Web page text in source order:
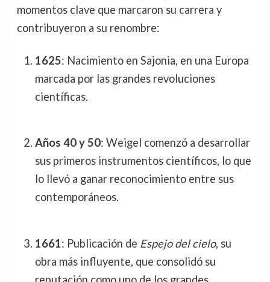
momentos clave que marcaron su carrera y
contribuyeron a su renombre:
1625: Nacimiento en Sajonia, en una Europa
marcada por las grandes revoluciones
científicas.
Años 40 y 50: Weigel comenzó a desarrollar
sus primeros instrumentos científicos, lo que
lo llevó a ganar reconocimiento entre sus
contemporáneos.
1661: Publicación de Espejo del cielo, su
obra más influyente, que consolidó su
reputación como uno de los grandes